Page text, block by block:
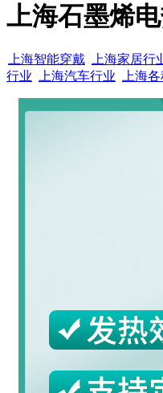
上海石墨烯
上海智能穿戴 上海家居行
行业
上海汽车行业 上海